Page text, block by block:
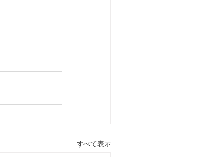
すべて表示